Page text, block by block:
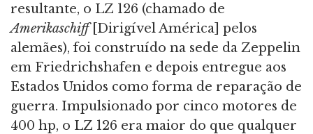
resultante, o LZ 126 (chamado de
Amerikaschiff[Dirigível América] pelos
alemães), foi construído na sede da Zeppelin
em Friedrichshafen e depois entregue aos
Estados Unidos como forma de reparação de
guerra. Impulsionado por cinco motores de
400 hp, o LZ 126 era maior do que qualquer